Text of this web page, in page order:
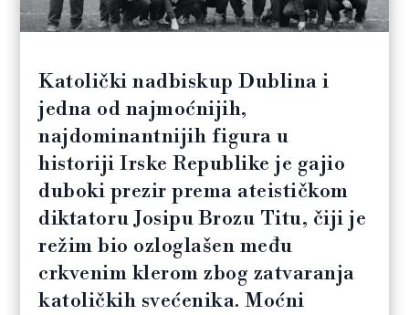
Katolički nadbiskup Dublina i
jedna od najmoćnijih,
najdominantnijih figura u
historiji Irske Republike je gajio
duboki prezir prema ateističkom
diktatoru Josipu Brozu Titu, čiji je
režim bio ozloglašen među
crkvenim klerom zbog zatvaranja
katoličkih svećenika. Moćni